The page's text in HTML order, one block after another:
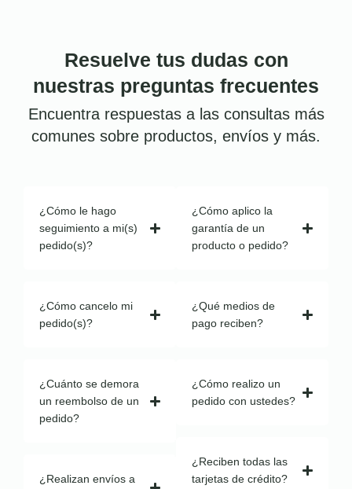
Resuelve tus dudas con
nuestras preguntas frecuentes
Encuentra respuestas a las consultas más
comunes sobre productos, envíos y más.
¿Cómo le hago
seguimiento a mi(s)
pedido(s)?
¿Cómo cancelo mi
pedido(s)?
¿Cuánto se demora
un reembolso de un
pedido?
¿Realizan envíos a
¿Cómo aplico la
garantía de un
producto o pedido?
¿Qué medios de
pago reciben?
¿Cómo realizo un
pedido con ustedes?
¿Reciben todas las
tarjetas de crédito?